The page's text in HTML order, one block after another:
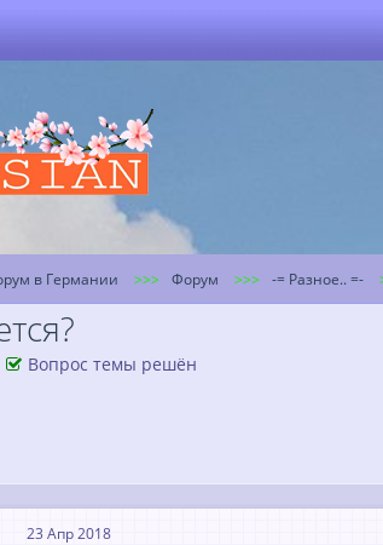
в Германии Форум -= Разное.. =-
Вопрос темы решён
23 Апр 2018